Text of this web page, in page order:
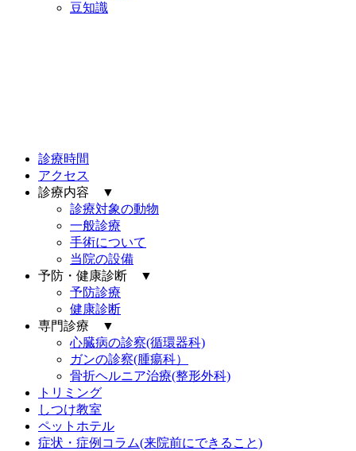
豆知識
診療時間
アクセス
診療内容 ▼
診療対象の動物
一般診療
手術について
当院の設備
予防・健康診断 ▼
予防診療
健康診断
専門診療 ▼
心臓病の診察(循環器科)
ガンの診察(腫瘍科）
骨折ヘルニア治療(整形外科)
トリミング
しつけ教室
ペットホテル
症状・症例コラム(来院前にできること)